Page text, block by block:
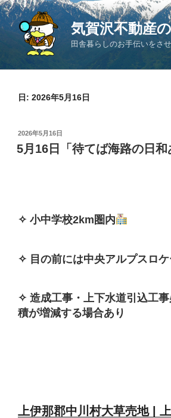
コ
ン
ツ
気賀沢不動産
田舎暮らしのお手伝いをさ
日: 2026年5月16日
投
稿
日:
2026年5月16日
5月16日「待てば海路の日和
✧ 小中学校2km圏内
✧ 目の前には中央アルプスロ
✧ 造成工事・上下水道引込工
積が増減する場合あり
上伊那郡中川村大草売地 |